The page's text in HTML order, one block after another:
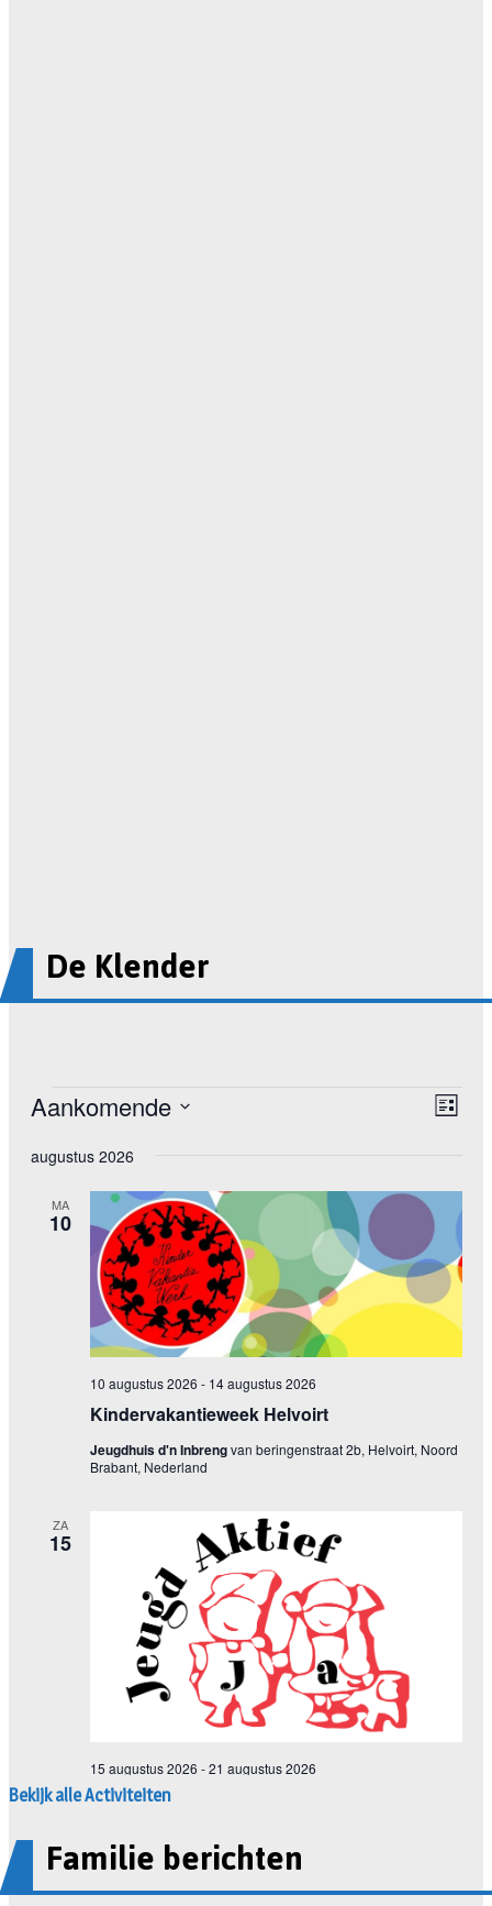
De Klender
Bekijk alle Activiteiten
Familie berichten